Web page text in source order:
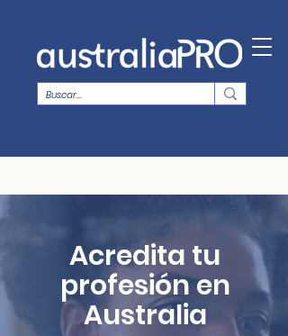
​Acredita tu
profesión en
Australia